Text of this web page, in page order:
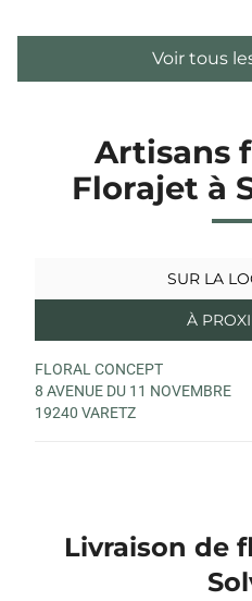
Voir tous
Artisans
Florajet à
SUR LA
À
FLORAL CONCEPT
8 AVENUE DU 11 NOVEMBRE
19240 VARETZ
Livraison de